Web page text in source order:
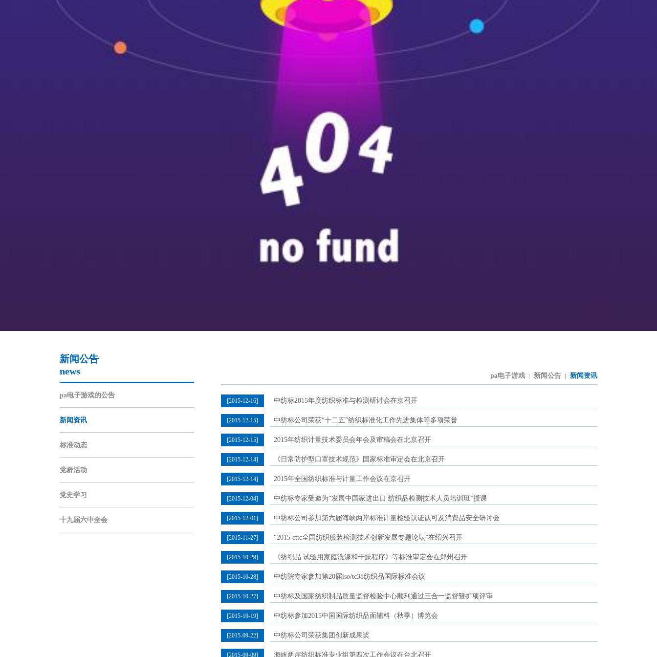
新闻公告
news
pa电子游戏的公告
新闻资讯
标准动态
党群活动
党史学习
十九届六中全会
pa电子游戏 新闻公告 新闻资讯
[2015-12-16] 中纺标2015年度纺织标准与检测研讨会在京召开
[2015-12-15] 中纺标公司荣获“十二五”纺织标准化工作先进集体等多项荣誉
[2015-12-15] 2015年纺织计量技术委员会年会及审稿会在北京召开
[2015-12-14] 《日常防护型口罩技术规范》国家标准审定会在北京召开
[2015-12-14] 2015年全国纺织标准与计量工作会议在京召开
[2015-12-04] 中纺标专家受邀为“发展中国家进出口 纺织品检测技术人员培训班”授课
[2015-12-01] 中纺标公司参加第六届海峡两岸标准计量检验认证认可及消费品安全研讨会
[2015-11-27] “2015 cttc全国纺织服装检测技术创新发展专题论坛”在绍兴召开
[2015-10-29] 《纺织品 试验用家庭洗涤和干燥程序》等标准审定会在郑州召开
[2015-10-28] 中纺院专家参加第20届iso/tc38纺织品国际标准会议
[2015-10-27] 中纺标及国家纺织制品质量监督检验中心顺利通过三合一监督暨扩项评审
[2015-10-19] 中纺标参加2015中国国际纺织品面辅料（秋季）博览会
[2015-09-22] 中纺标公司荣获集团创新成果奖
[2015-09-09] 海峡两岸纺织标准专业组第四次工作会议在台北召开